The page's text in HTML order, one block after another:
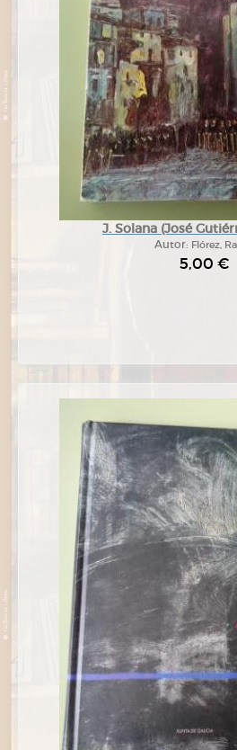
J. Solana (José
Autor: Flórez,
5,00 €